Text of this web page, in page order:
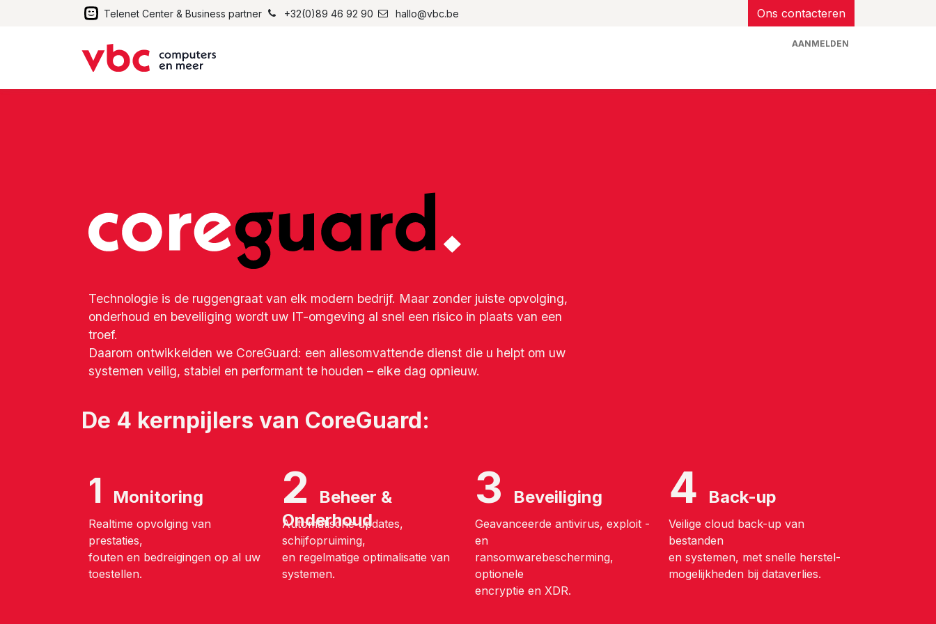
Telenet Center & Business partner +32(0)89 46 92 90 hallo@vbc.be Ons contacteren
AANMELDEN
Technologie is de ruggengraat van elk modern bedrijf. Maar zonder juiste opvolging,
onderhoud en beveiliging wordt uw IT-omgevin​g al snel een risico in plaats van een
troef.
Daarom ontwikkelden we CoreGuard: een allesomvattende dienst die u helpt om uw
systemen veilig, stabiel en performant te houden – elke dag opnieuw.
De 4 kernpijlers van CoreGuard:
2 ​
Beheer &
Onderhoud
Automatische updates,
schijfopruiming,
en regelmatige optimalisatie van
systemen.
Realtime opvolging van
prestaties,
fouten en bedreigingen op al uw
toestellen.
1 Monitoring
Geavanceerde antivirus, exploit -
en
ransomwarebescherming,
optionele
encryptie en XDR.
3 Beveiliging
Veilige cloud back-up van
bestanden
en systemen, met snelle herstel-
mogelijkheden bij dataverlies.
4 Back-up